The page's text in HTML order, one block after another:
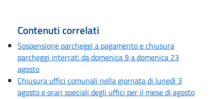
Contenuti correlati
Sospensione parcheggi a pagamento e chiusura
parcheggi interrati da domenica 9 a domenica 23
agosto
Chiusura uffici comunali nella giornata di lunedì 3
agosto e orari speciali degli uffici per il mese di agosto